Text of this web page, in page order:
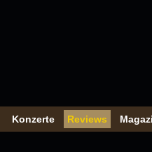
Konzerte Reviews